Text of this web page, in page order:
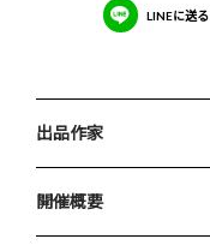
LINEに送る
出品作家
開催概要